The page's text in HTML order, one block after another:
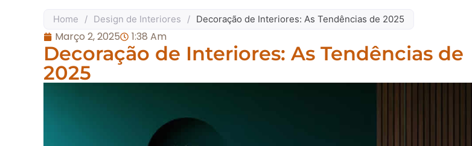
Home / Design de Interiores / Decoração de Interiores: As Tendências de 2025
Março 2, 2025 1:38 Am
Decoração de Interiores: As Tendências de
2025